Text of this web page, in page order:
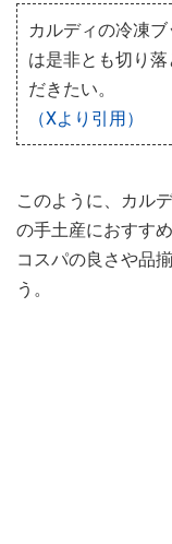
カルディの冷凍
は是非とも切り
だきたい。
（Xより引用）
このように、カル
の手土産におすす
コスパの良さや品
う。